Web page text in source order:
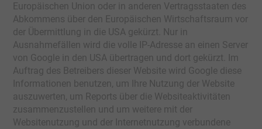
Europäischen Union oder in anderen Vertragsstaaten des
Abkommens über den Europäischen Wirtschaftsraum vor
der Übermittlung in die USA gekürzt. Nur in
Ausnahmefällen wird die volle IP-Adresse an einen Server
von Google in den USA übertragen und dort gekürzt. Im
Auftrag des Betreibers dieser Website wird Google diese
Informationen benutzen, um Ihre Nutzung der Website
auszuwerten, um Reports über die Websiteaktivitäten
zusammenzustellen und um weitere mit der
Websitenutzung und der Internetnutzung verbundene